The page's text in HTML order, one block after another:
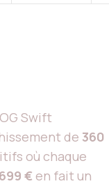
Swift
de 360
où chaque
699 € en fait un